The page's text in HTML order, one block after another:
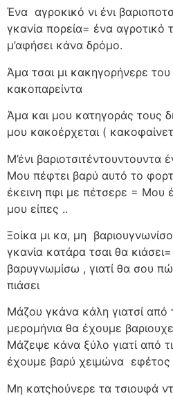
Ένα αγροκικό νι ένι
γκανία πορεία= ένα
μ’αφήσει κάνα δρόμο.
Άμα τσαι μι κακηγορήνερε του
κακοπαρείντα
Άμα και μου κατηγοράς τους
μου κακοέρχεται (
Μ’ένι βαριοτσιτέντουντουντα
Μου πέφτει βαρύ αυτό το
έκεινη πφι με πέτσερε = Μου
μου είπες ..
Ξοίκα μι κα, μη
γκανία κατάρα τσαι θα
βαρυγνωμίσω , γιατί θα σου
πιάσει
Μάζου γκάνα κάλη γιατσί από
μερομήνια θα έχουμε
Μάζεψε κάνα ξύλο γιατί από
έχουμε βαρύ χειμώνα
Μη κατςhούνερε τα τσιουφά